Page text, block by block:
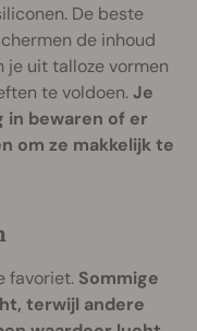
De beste
de inhoud
je uit talloze vormen
te voldoen.Je
in bewaren of er
om ze makkelijk te
favoriet. Sommige
terwijl andere